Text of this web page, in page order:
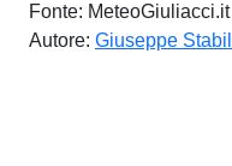
Fonte: MeteoGiuliacci.it
Autore: Giuseppe